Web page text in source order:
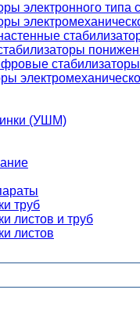
электронного
стабилизаторы
(УШМ)
труб
листов и труб
листов